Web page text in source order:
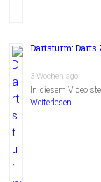
Dartsturm: Darts
3 Wochen ago
In diesem Video
Weiterlesen...